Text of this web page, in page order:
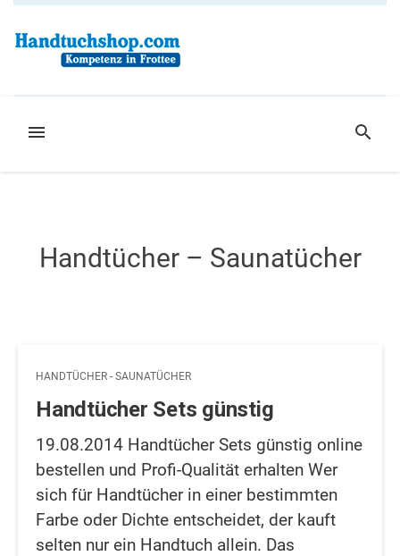
Weiter
zum
MENÜ SUCHE
Handtücher – Saunatücher
HANDTÜCHER - SAUNATÜCHER
Handtücher Sets günstig
19.08.2014 Handtücher Sets günstig online
bestellen und Profi-Qualität erhalten Wer
sich für Handtücher in einer bestimmten
Farbe oder Dichte entscheidet, der kauft
selten nur ein Handtuch allein. Das